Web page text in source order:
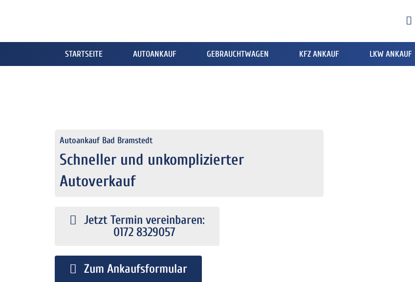
STARTSEITE AUTOANKAUF GEBRAUCHTWAGEN KFZ ANKAUF LKW ANKAUF
Autoankauf Bad Bramstedt
Schneller und unkomplizierter
Autoverkauf
Jetzt Termin vereinbaren:
0172 8329057
Zum Ankaufsformular